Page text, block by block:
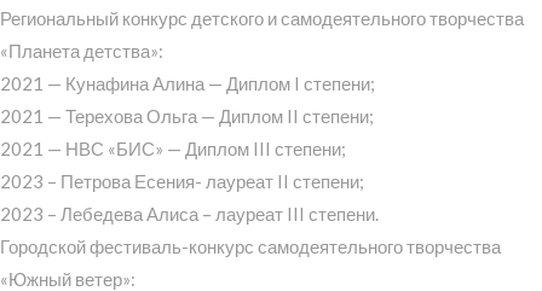
Региональный конкурс детского и самодеятельного творчества
«Планета детства»:
2021 — Кунафина Алина — Диплом I степени;
2021 — Терехова Ольга — Диплом II степени;
2021 — НВС «БИС» — Диплом III степени;
2023 – Петрова Есения- лауреат II степени;
2023 – Лебедева Алиса – лауреат III степени.
Городской фестиваль-конкурс самодеятельного творчества
«Южный ветер»: